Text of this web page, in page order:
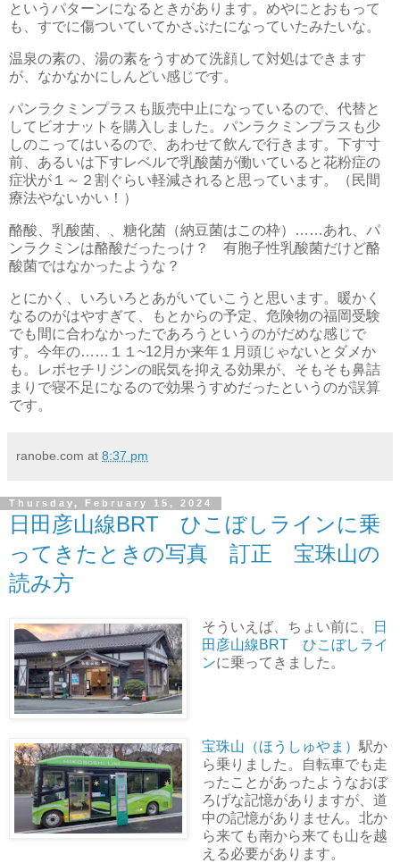
というパターンになるときがあります。めやにとおもって
も、すでに傷ついていてかさぶたになっていたみたいな。
温泉の素の、湯の素をうすめて洗顔して対処はできます
が、なかなかにしんどい感じです。
パンラクミンプラスも販売中止になっているので、代替と
してビオナットを購入しました。パンラクミンプラスも少
しのこってはいるので、あわせて飲んで行きます。下す寸
前、あるいは下すレベルで乳酸菌が働いていると花粉症の
症状が１～２割ぐらい軽減されると思っています。（民間
療法やないかい！）
酪酸、乳酸菌、、糖化菌（納豆菌はこの枠）……あれ、パ
ンラクミンは酪酸だったっけ？ 有胞子性乳酸菌だけど酪
酸菌ではなかったような？
とにかく、いろいろとあがいていこうと思います。暖かく
なるのがはやすぎて、もとからの予定、危険物の福岡受験
でも間に合わなかったであろうというのがだめな感じで
す。今年の……１１~12月か来年１月頭じゃないとダメか
も。レボセチリジンの眠気を抑える効果が、そもそも鼻詰
まりで寝不足になるので効果うすめだったというのが誤算
です。
ranobe.com at 8:37 pm
Thursday, February 15, 2024
日田彦山線BRT ひこぼしラインに乗
ってきたときの写真 訂正 宝珠山の
読み方
そういえば、ちょい前に、
日
田彦山線BRT ひこぼしライ
ンに乗ってきました。
宝珠山（ほうしゅやま） 駅か
ら乗りました。自転車でも走
ったことがあったようなおぼ
ろげな記憶がありますが、道
中の記憶がありません。北か
ら来ても南から来ても山を越
える必要があります。